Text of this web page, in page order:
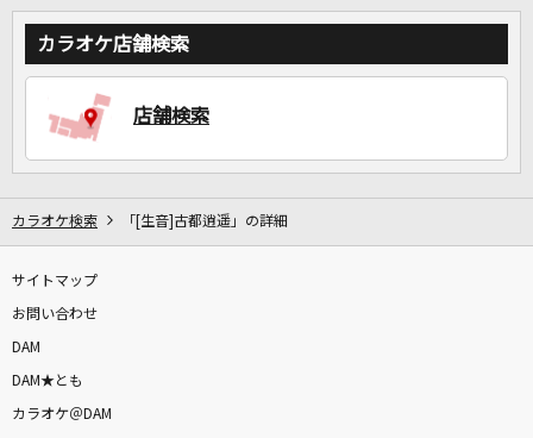
カラオケ店舗検索
店舗検索
カラオケ検索 「[生音]古都逍遥」の詳細
サイトマップ
お問い合わせ
DAM
DAM★とも
カラオケ＠DAM